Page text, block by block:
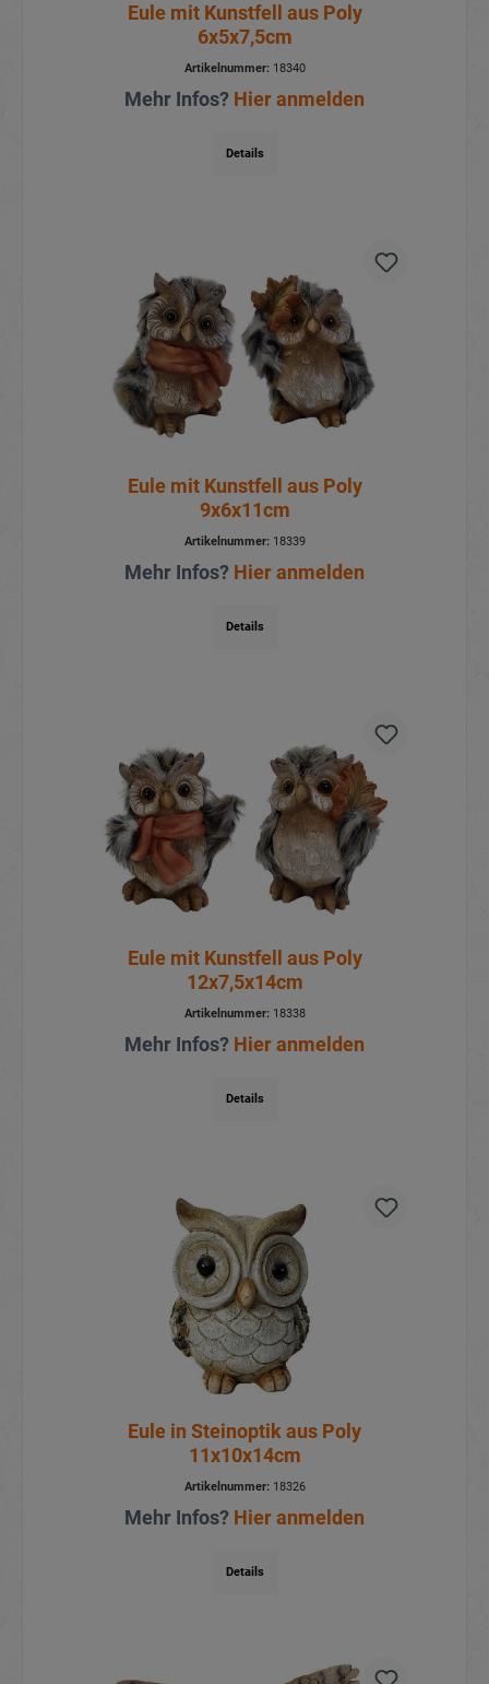
Eule mit Kunstfell aus Poly
6x5x7,5cm
Artikelnummer:18340
Mehr Infos? Hier anmelden
Details
Eule mit Kunstfell aus Poly
9x6x11cm
Artikelnummer:18339
Mehr Infos? Hier anmelden
Details
Eule mit Kunstfell aus Poly
12x7,5x14cm
Artikelnummer:18338
Mehr Infos? Hier anmelden
Details
Eule in Steinoptik aus Poly
11x10x14cm
Artikelnummer:18326
Mehr Infos? Hier anmelden
Details